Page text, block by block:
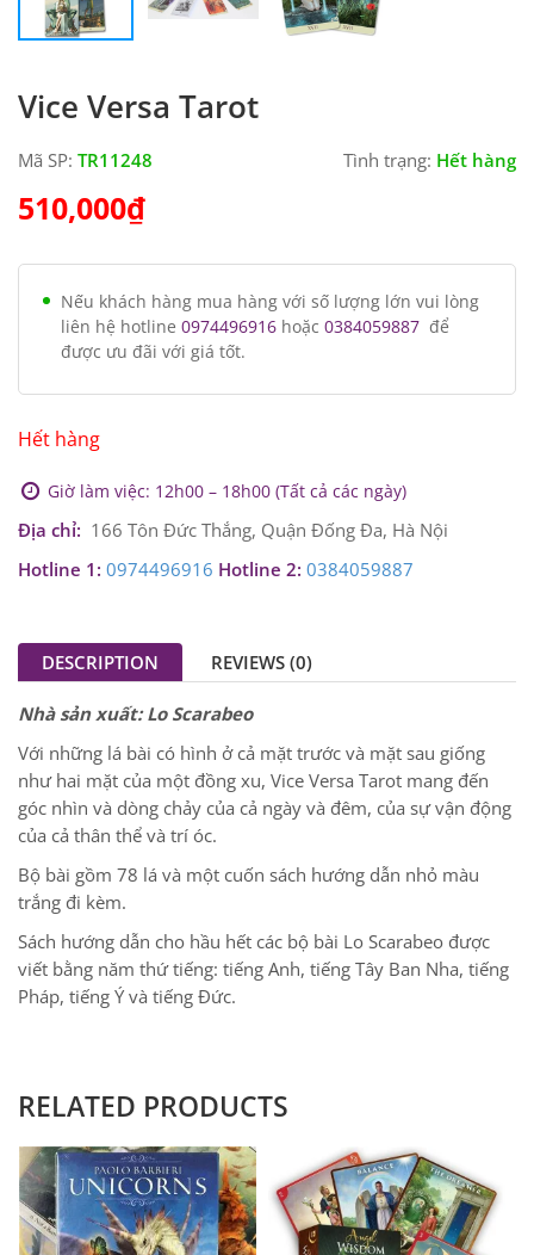
Vice Versa Tarot
Mã SP: TR11248 Tình trạng: Hết hàng
510,000₫
Nếu khách hàng mua hàng với số lượng lớn vui lòng
liên hệ hotline 0974496916 hoặc 0384059887 để
được ưu đãi với giá tốt.
Hết hàng
Giờ làm việc: 12h00 – 18h00 (Tất cả các ngày)
Địa chỉ: 166 Tôn Đức Thắng, Quận Đống Đa, Hà Nội
Hotline 1: 0974496916 Hotline 2: 0384059887
DESCRIPTION REVIEWS (0)
Nhà sản xuất: Lo Scarabeo
Với những lá bài có hình ở cả mặt trước và mặt sau giống
như hai mặt của một đồng xu, Vice Versa Tarot mang đến
góc nhìn và dòng chảy của cả ngày và đêm, của sự vận động
của cả thân thể và trí óc.
Bộ bài gồm 78 lá và một cuốn sách hướng dẫn nhỏ màu
trắng đi kèm.
Sách hướng dẫn cho hầu hết các bộ bài Lo Scarabeo được
viết bằng năm thứ tiếng: tiếng Anh, tiếng Tây Ban Nha, tiếng
Pháp, tiếng Ý và tiếng Đức.
RELATED PRODUCTS